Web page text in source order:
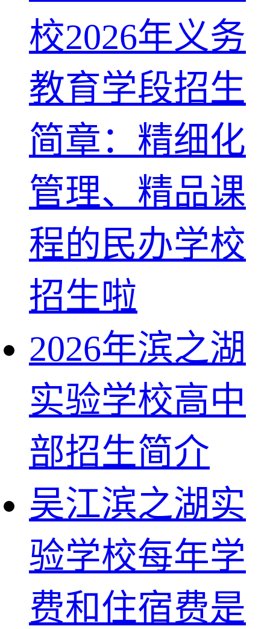
校2026年义务
教育学段招生
简章：精细化
管理、精品课
程的民办学校
招生啦
2026年滨之湖
实验学校高中
部招生简介
吴江滨之湖实
验学校每年学
费和住宿费是